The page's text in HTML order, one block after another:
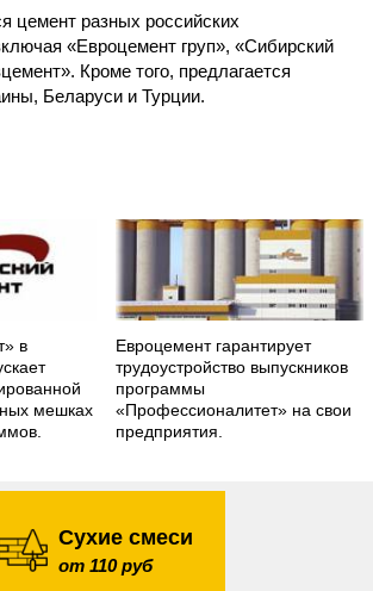
цемент разных российских
«Евроцемент груп», «Сибирский
Кроме того, предлагается
Беларуси и Турции.
в
мешках
Евроцемент гарантирует
трудоустройство выпускников
программы
«Профессионалитет» на свои
предприятия.
Сухие смеси
от 110 руб